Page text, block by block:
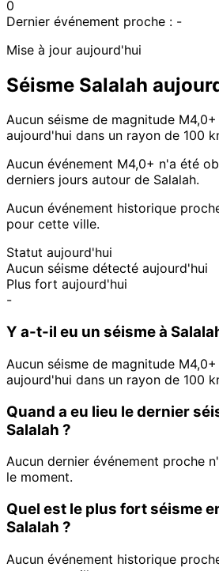
0
Dernier événement proche : -
Mise à jour aujourd'hui
Séisme Salalah
Aucun séisme de magnitude
aujourd'hui dans un rayon de 100
Aucun événement M4,0+ n'a été
derniers jours autour de Salalah.
Aucun événement historique
pour cette ville.
Statut aujourd'hui
Aucun séisme détecté aujourd'hui
Plus fort aujourd'hui
-
Y a-t-il eu un séisme à
Aucun séisme de magnitude
aujourd'hui dans un rayon de 100
Quand a eu lieu le dernier
Salalah ?
Aucun dernier événement proche
le moment.
Quel est le plus fort séisme
Salalah ?
Aucun événement historique